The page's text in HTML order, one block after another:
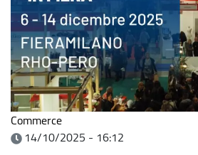
Commerce
14/10/2025 - 16:12